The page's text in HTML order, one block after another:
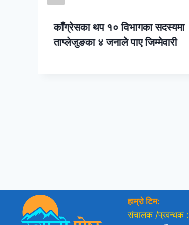
काँग्रेसका थप १० विभागका सदस्यमा
ताप्लेजुङका ४ जनाले पाए जिम्मेवारी
हाम्रो टिम:
संचालक /प्रवन्धक :